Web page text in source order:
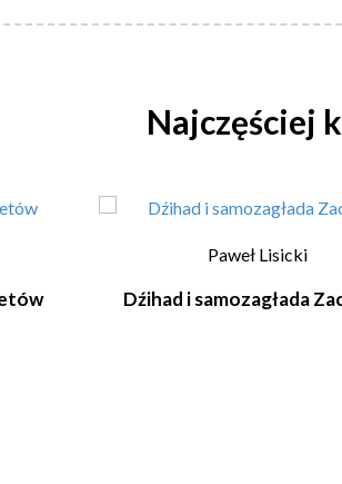
Najczęściej
Paweł Lisicki
Dźihad i samozagłada